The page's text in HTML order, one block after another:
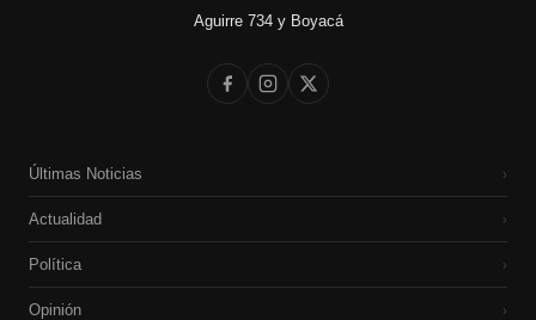
Aguirre 734 y Boyacá
Últimas Noticias ›
Actualidad ›
Política ›
Opinión ›